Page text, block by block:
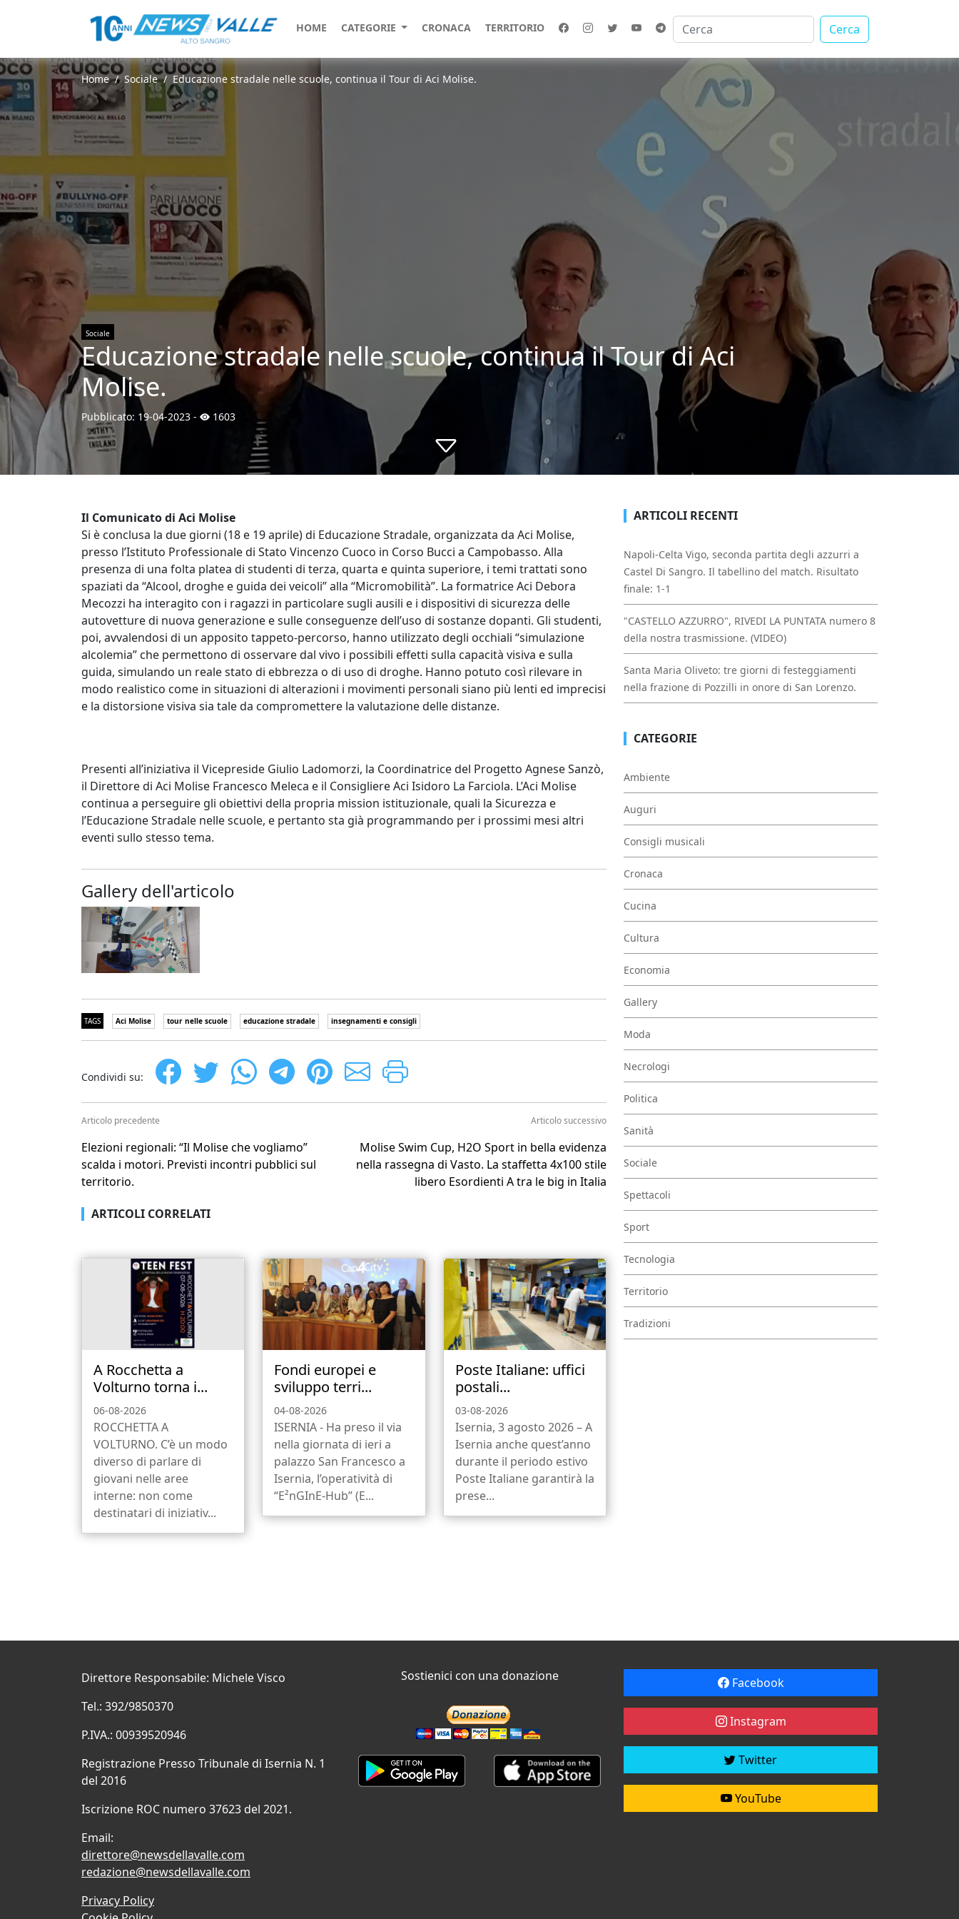
HOME CATEGORIE CRONACA TERRITORIO Cerca
Home Sociale Educazione stradale nelle scuole, continua il Tour di Aci Molise.
Sociale
Educazione stradale nelle scuole, continua il Tour di Aci
Molise.
Pubblicato: 19-04-2023 - 1603
Il Comunicato di Aci Molise
Si è conclusa la due giorni (18 e 19 aprile) di Educazione Stradale, organizzata da Aci Molise,
presso l’Istituto Professionale di Stato Vincenzo Cuoco in Corso Bucci a Campobasso. Alla
presenza di una folta platea di studenti di terza, quarta e quinta superiore, i temi trattati sono
spaziati da “Alcool, droghe e guida dei veicoli” alla “Micromobilità”. La formatrice Aci Debora
Mecozzi ha interagito con i ragazzi in particolare sugli ausili e i dispositivi di sicurezza delle
autovetture di nuova generazione e sulle conseguenze dell’uso di sostanze dopanti. Gli studenti,
poi, avvalendosi di un apposito tappeto-percorso, hanno utilizzato degli occhiali “simulazione
alcolemia” che permettono di osservare dal vivo i possibili effetti sulla capacità visiva e sulla
guida, simulando un reale stato di ebbrezza o di uso di droghe. Hanno potuto così rilevare in
modo realistico come in situazioni di alterazioni i movimenti personali siano più lenti ed imprecisi
e la distorsione visiva sia tale da compromettere la valutazione delle distanze.
Presenti all’iniziativa il Vicepreside Giulio Ladomorzi, la Coordinatrice del Progetto Agnese Sanzò,
il Direttore di Aci Molise Francesco Meleca e il Consigliere Aci Isidoro La Farciola. L’Aci Molise
continua a perseguire gli obiettivi della propria mission istituzionale, quali la Sicurezza e
l’Educazione Stradale nelle scuole, e pertanto sta già programmando per i prossimi mesi altri
eventi sullo stesso tema.
Gallery dell'articolo
TAGS Aci Molise tour nelle scuole educazione stradale insegnamenti e consigli
Condividi su:
Articolo precedente
Elezioni regionali: “Il Molise che vogliamo”
scalda i motori. Previsti incontri pubblici sul
territorio.
Articolo successivo
Molise Swim Cup, H2O Sport in bella evidenza
nella rassegna di Vasto. La staffetta 4x100 stile
libero Esordienti A tra le big in Italia
ARTICOLI CORRELATI
A Rocchetta a
Volturno torna i...
06-08-2026
ROCCHETTA A
VOLTURNO. C’è un modo
diverso di parlare di
giovani nelle aree
interne: non come
destinatari di iniziativ...
Fondi europei e
sviluppo terri...
04-08-2026
ISERNIA - Ha preso il via
nella giornata di ieri a
palazzo San Francesco a
Isernia, l’operatività di
“E²nGInE-Hub” (E...
Poste Italiane: uffici
postali...
03-08-2026
Isernia, 3 agosto 2026 – A
Isernia anche quest’anno
durante il periodo estivo
Poste Italiane garantirà la
prese...
ARTICOLI RECENTI
Napoli-Celta Vigo, seconda partita degli azzurri a
Castel Di Sangro. Il tabellino del match. Risultato
finale: 1-1
"CASTELLO AZZURRO", RIVEDI LA PUNTATA numero 8
della nostra trasmissione. (VIDEO)
Santa Maria Oliveto: tre giorni di festeggiamenti
nella frazione di Pozzilli in onore di San Lorenzo.
CATEGORIE
Ambiente
Auguri
Consigli musicali
Cronaca
Cucina
Cultura
Economia
Gallery
Moda
Necrologi
Politica
Sanità
Sociale
Spettacoli
Sport
Tecnologia
Territorio
Tradizioni
Direttore Responsabile: Michele Visco
Tel.: 392/9850370
P.IVA.: 00939520946
Registrazione Presso Tribunale di Isernia N. 1
del 2016
Iscrizione ROC numero 37623 del 2021.
Email:
direttore@newsdellavalle.com
redazione@newsdellavalle.com
Privacy Policy
Sostienici con una donazione Facebook
Instagram
Twitter
YouTube